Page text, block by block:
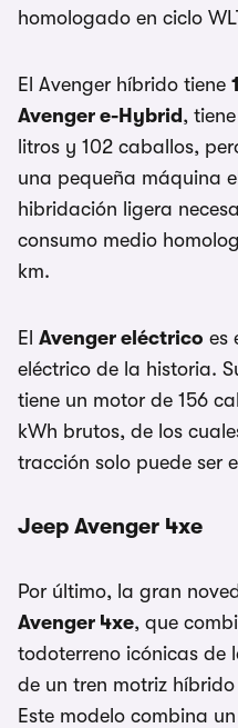
homologado en ciclo
El Avenger híbrido tiene
Avenger e-Hybrid ,
litros y 102 caballos,
una pequeña máquina
hibridación ligera
consumo medio
km.
El Avenger eléctrico es
eléctrico de la historia.
tiene un motor de 156
kWh brutos, de los
tracción solo puede ser
Jeep Avenger 4xe
Por último, la gran
Avenger 4xe, que
todoterreno icónicas de
de un tren motriz
Este modelo combina